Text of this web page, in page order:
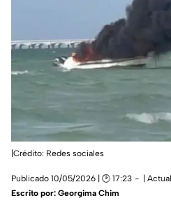
|Crédito: Redes sociales
Publicado 10/05/2026 | 🕑 17:23 |
Escrito por: Georgima Chim